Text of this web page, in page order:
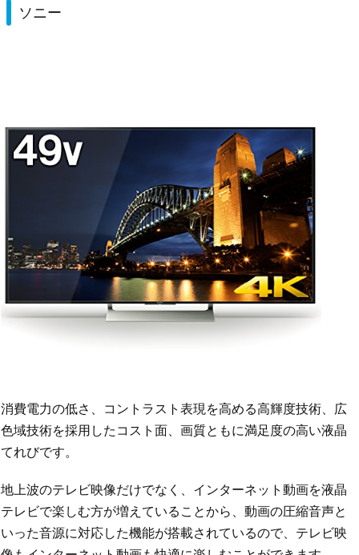
ソニー
消費電力の低さ、コントラスト表現を高める高輝度技術、広
色域技術を採用したコスト面、画質ともに満足度の高い液晶
てれびです。
地上波のテレビ映像だけでなく、インターネット動画を液晶
テレビで楽しむ方が増えていることから、動画の圧縮音声と
いった音源に対応した機能が搭載されているので、テレビ映